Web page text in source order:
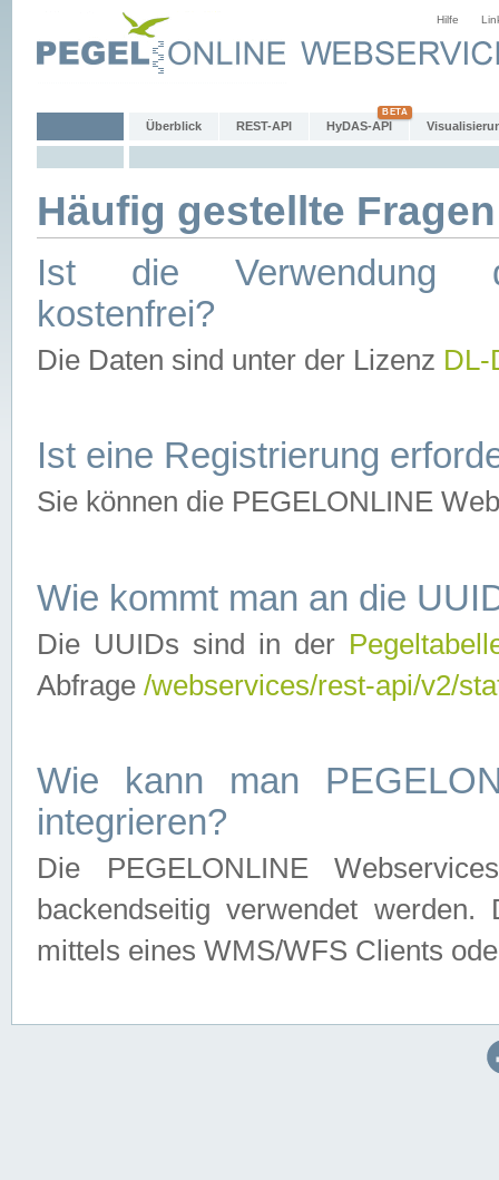
Hilfe
Überblick REST-API HyDAS-API
Häufig gestellte
Ist die Verwendung
kostenfrei?
Die Daten sind unter der Lizenz
Ist eine Registrierung
Sie können die PEGELONLINE
Wie kommt man an die
Die UUIDs sind in der
Abfrage /webservices/rest-api/v2/
Wie kann man
integrieren?
Die PEGELONLINE
backendseitig verwendet
mittels eines WMS/WFS Clients